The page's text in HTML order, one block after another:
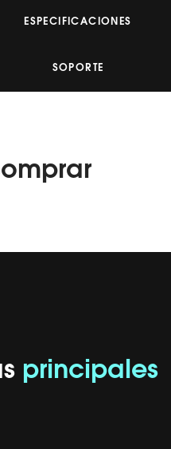
ESPECIFICACIONES
SOPORTE
principales